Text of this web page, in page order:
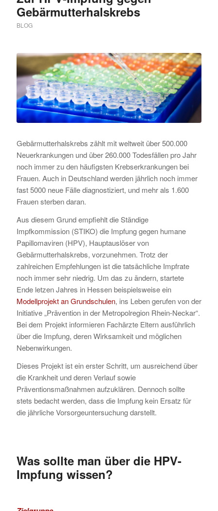
Gebärmutterhalskrebs
BLOG
Gebärmutterhalskrebs zählt mit weltweit über 500.000
Neuerkrankungen und über 260.000 Todesfällen pro Jahr
noch immer zu den häufigsten Krebserkrankungen bei
Frauen. Auch in Deutschland werden jährlich noch immer
fast 5000 neue Fälle diagnostiziert, und mehr als 1.600
Frauen sterben daran.
Aus diesem Grund empfiehlt die Ständige
Impfkommission (STIKO) die Impfung gegen humane
Papillomaviren (HPV), Hauptauslöser von
Gebärmutterhalskrebs, vorzunehmen. Trotz der
zahlreichen Empfehlungen ist die tatsächliche Impfrate
noch immer sehr niedrig. Um das zu ändern, startete
Ende letzen Jahres in Hessen beispielsweise ein
Modellprojekt an Grundschulen, ins Leben gerufen von der
Initiative „Prävention in der Metropolregion Rhein-Neckar“.
Bei dem Projekt informieren Fachärzte Eltern ausführlich
über die Impfung, deren Wirksamkeit und möglichen
Nebenwirkungen.
Dieses Projekt ist ein erster Schritt, um ausreichend über
die Krankheit und deren Verlauf sowie
Präventionsmaßnahmen aufzuklären. Dennoch sollte
stets bedacht werden, dass die Impfung kein Ersatz für
die jährliche Vorsorgeuntersuchung darstellt.
Was sollte man über die HPV-
Impfung wissen?